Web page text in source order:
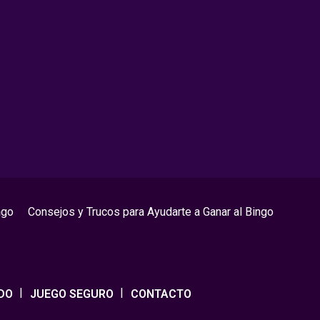
Consejos y Trucos para Ayudarte a Ganar al Bingo
JUEGO SEGURO CONTACTO